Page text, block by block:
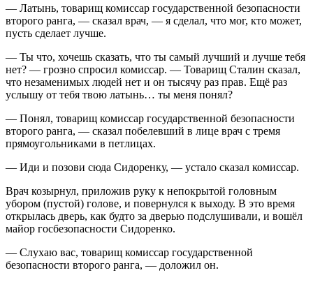
— Латынь, товарищ комиссар государственной безопасности
второго ранга, — сказал врач, — я сделал, что мог, кто может,
пусть сделает лучше.
— Ты что, хочешь сказать, что ты самый лучший и лучше тебя
нет? — грозно спросил комиссар. — Товарищ Сталин сказал,
что незаменимых людей нет и он тысячу раз прав. Ещё раз
услышу от тебя твою латынь… ты меня понял?
— Понял, товарищ комиссар государственной безопасности
второго ранга, — сказал побелевший в лице врач с тремя
прямоугольниками в петлицах.
— Иди и позови сюда Сидоренку, — устало сказал комиссар.
Врач козырнул, приложив руку к непокрытой головным
убором (пустой) голове, и повернулся к выходу. В это время
открылась дверь, как будто за дверью подслушивали, и вошёл
майор госбезопасности Сидоренко.
— Слухаю вас, товарищ комиссар государственной
безопасности второго ранга, — доложил он.